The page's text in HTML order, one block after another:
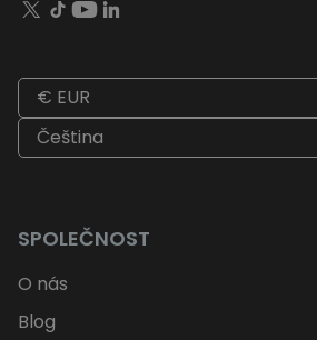
€ EUR
Čeština
SPOLEČNOST
O nás
Blog